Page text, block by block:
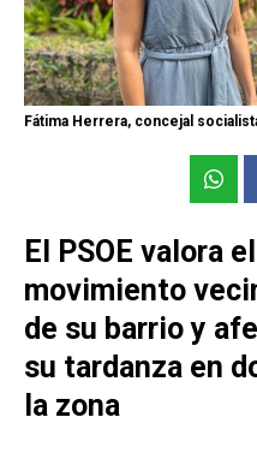
Fátima Herrera, concejal
El PSOE valora
movimiento
de su barrio y
su tardanza en
la zona